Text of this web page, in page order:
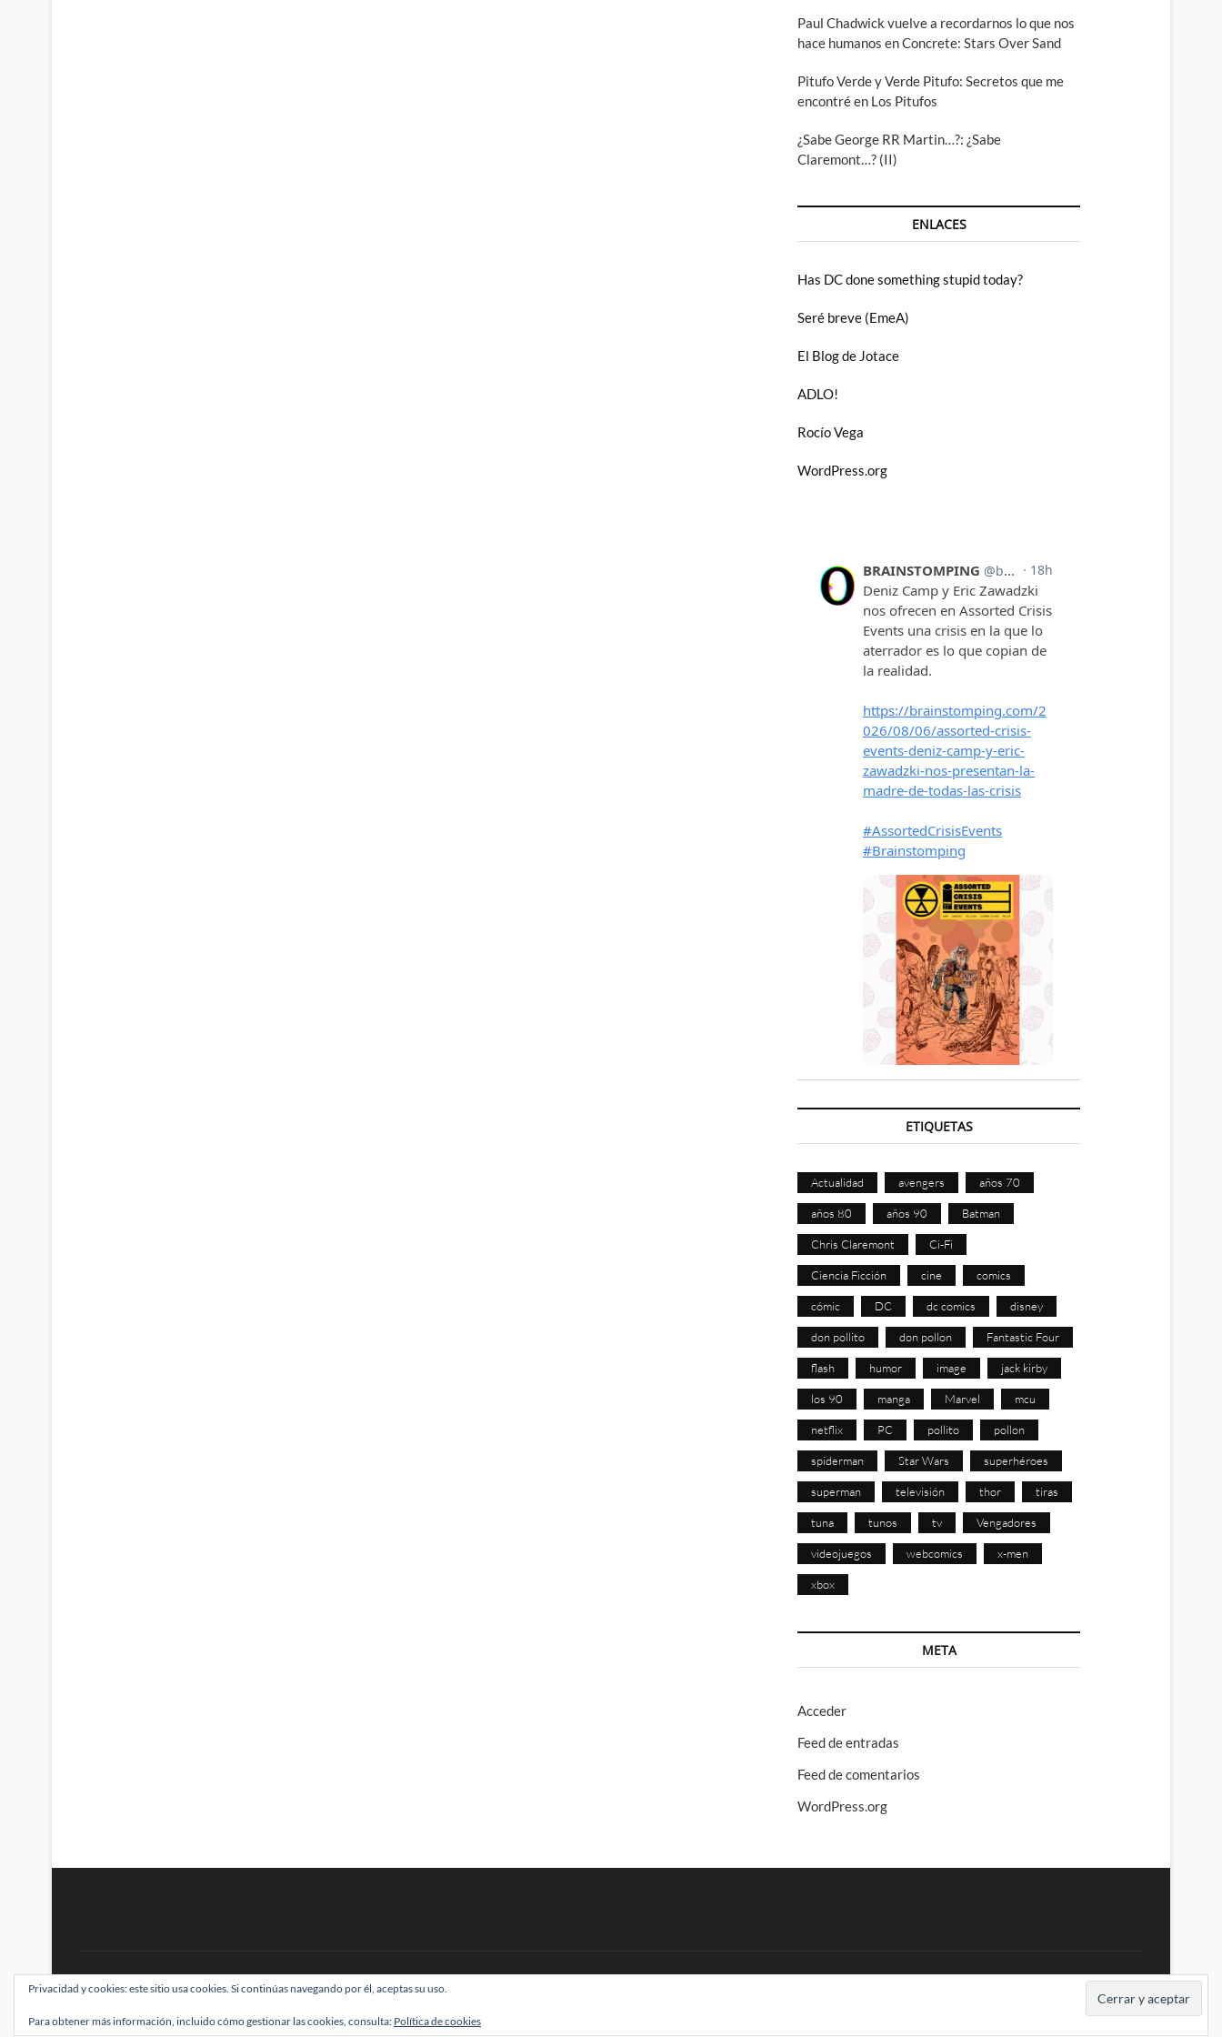
Paul Chadwick vuelve a recordarnos lo que nos
hace humanos en Concrete: Stars Over Sand
Pitufo Verde y Verde Pitufo: Secretos que me
encontré en Los Pitufos
¿Sabe George RR Martin…?: ¿Sabe
Claremont…? (II)
ENLACES
Has DC done something stupid today?
Seré breve (EmeA)
El Blog de Jotace
ADLO!
Rocío Vega
WordPress.org
ETIQUETAS
Actualidad avengers años 70
años 80 años 90 Batman
Chris Claremont Ci-Fi
Ciencia Ficción cine comics
cómic DC dc comics disney
don pollito don pollon Fantastic Four
flash humor image jack kirby
los 90 manga Marvel mcu
netflix PC pollito pollon
spiderman Star Wars superhéroes
superman televisión thor tiras
tuna tunos tv Vengadores
videojuegos webcomics x-men
xbox
META
Acceder
Feed de entradas
Feed de comentarios
WordPress.org
BRAINSTOMPING| Diseñado por:Theme Freesia|WordPress| © Todos los derechos reservados
Privacidad y cookies: este sitio usa cookies. Si continúas navegando por él, aceptas su uso.
Para obtener más información, incluido cómo gestionar las cookies, consulta: Política de cookies